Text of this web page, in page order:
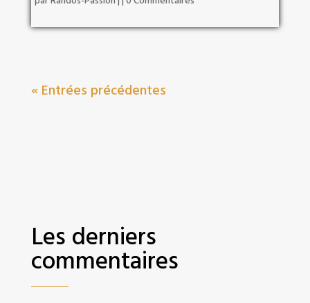
« Entrées précédentes
Les derniers
commentaires